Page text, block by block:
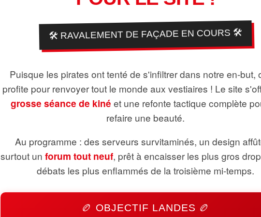
🛠️ RAVALEMENT DE FAÇADE EN COURS 🛠️
Puisque les pirates ont tenté de s'infiltrer dans notre en-but,
profite pour renvoyer tout le monde aux vestiaires ! Le site
grosse séance de kiné et une refonte tactique complète
refaire une beauté.
Au programme : des serveurs survitaminés, un design
surtout un forum tout neuf, prêt à encaisser les plus gros
débats les plus enflammés de la troisième mi-temps.
🏉 OBJECTIF LANDES 🏉